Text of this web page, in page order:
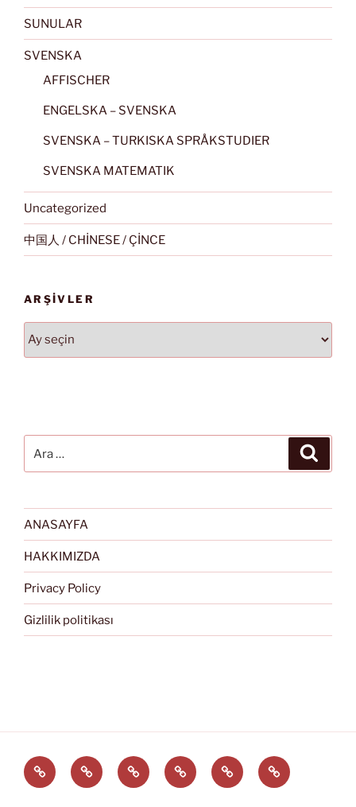
SUNULAR
SVENSKA
AFFISCHER
ENGELSKA – SVENSKA
SVENSKA – TURKISKA SPRÅKSTUDIER
SVENSKA MATEMATIK
Uncategorized
中国人 / CHİNESE / ÇİNCE
ARŞIVLER
Arşivler
ANASAYFA
HAKKIMIZDA
Privacy Policy
Gizlilik politikası
Türkçe English Svenskaالعربية
中
文
EĞİTİM
ARAÇLARI